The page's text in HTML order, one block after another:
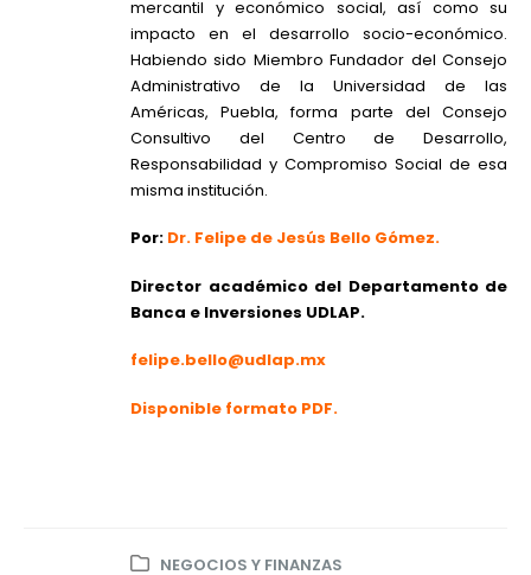
mercantil y económico social, así como su
impacto en el desarrollo socio-económico.
Habiendo sido Miembro Fundador del Consejo
Administrativo de la Universidad de las
Américas, Puebla, forma parte del Consejo
Consultivo del Centro de Desarrollo,
Responsabilidad y Compromiso Social de esa
misma institución.
Por: Dr. Felipe de Jesús Bello Gómez.
Director académico del Departamento de
Banca e Inversiones UDLAP.
felipe.bello@udlap.mx
Disponible formato PDF.
NEGOCIOS Y FINANZAS